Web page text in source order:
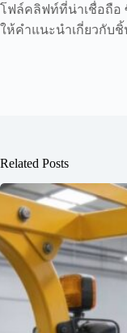
โฟล์คลิฟท์ที่น่าเชื่อถือ
ให้คำแนะนำเกี่ยวกับ
Related Posts